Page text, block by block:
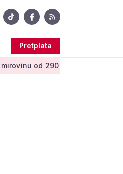
Pretplata
eura, a dobijem i socijalnu